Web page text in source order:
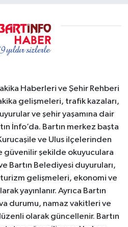
Haberleri ve Şehir Rehberi
gelişmeleri, trafik kazaları,
ve şehir yaşamına dair
İnfo’da. Bartın merkez başta
ve Ulus ilçelerinden
güvenilir şekilde okuyuculara
Bartın Belediyesi duyuruları,
gelişmeleri, ekonomi ve
yayınlanır. Ayrıca Bartın
durumu, namaz vakitleri ve
olarak güncellenir. Bartın